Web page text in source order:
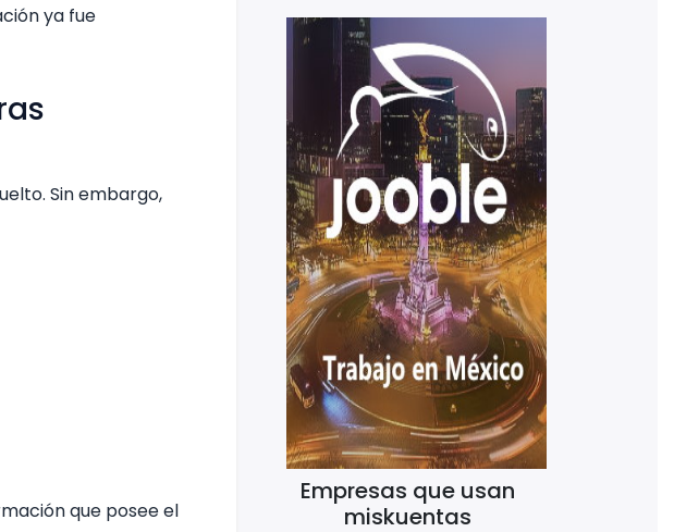
ya fue
Sin embargo,
que posee el
Empresas que usan
miskuentas